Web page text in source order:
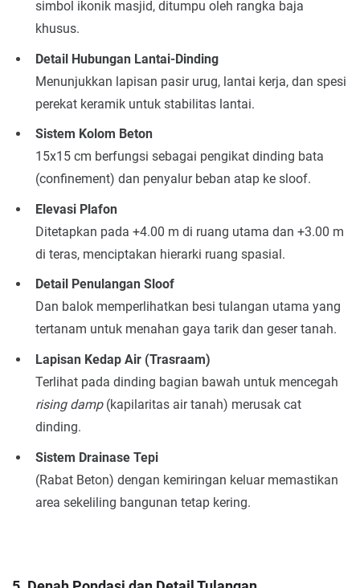
simbol ikonik masjid, ditumpu oleh rangka baja
khusus.
Detail Hubungan Lantai-Dinding
Menunjukkan lapisan pasir urug, lantai kerja, dan spesi
perekat keramik untuk stabilitas lantai.
Sistem Kolom Beton
15x15 cm berfungsi sebagai pengikat dinding bata
(confinement) dan penyalur beban atap ke sloof.
Elevasi Plafon
Ditetapkan pada +4.00 m di ruang utama dan +3.00 m
di teras, menciptakan hierarki ruang spasial.
Detail Penulangan Sloof
Dan balok memperlihatkan besi tulangan utama yang
tertanam untuk menahan gaya tarik dan geser tanah.
Lapisan Kedap Air (Trasraam)
Terlihat pada dinding bagian bawah untuk mencegah
rising damp(kapilaritas air tanah) merusak cat
dinding.
Sistem Drainase Tepi
(Rabat Beton) dengan kemiringan keluar memastikan
area sekeliling bangunan tetap kering.